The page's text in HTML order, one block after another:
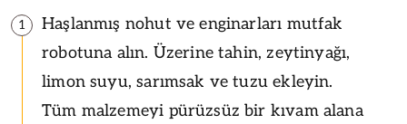
1
Haşlanmış nohut ve enginarları mutfak
robotuna alın. Üzerine tahin, zeytinyağı,
limon suyu, sarımsak ve tuzu ekleyin.
Tüm malzemeyi pürüzsüz bir kıvam alana